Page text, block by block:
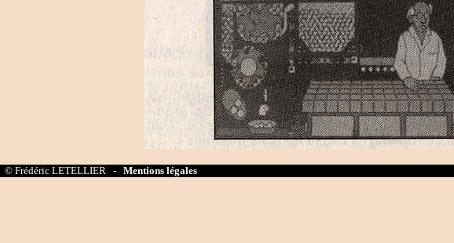
© Frédéric LETELLIER - Mentions légales